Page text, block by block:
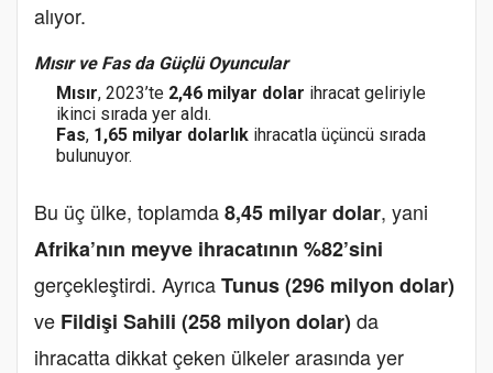
alıyor.
Mısır ve Fas da Güçlü Oyuncular
Mısır, 2023’te 2,46 milyar dolar ihracat geliriyle
ikinci sırada yer aldı.
Fas, 1,65 milyar dolarlık ihracatla üçüncü sırada
bulunuyor.
Bu üç ülke, toplamda8,45 milyar dolar, yani
Afrika’nın meyve ihracatının %82’sini
gerçekleştirdi. AyrıcaTunus (296 milyon dolar)
ve Fildişi Sahili (258 milyon dolar) da
ihracatta dikkat çeken ülkeler arasında yer